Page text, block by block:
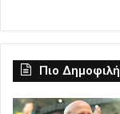
Πιο Δημοφιλή